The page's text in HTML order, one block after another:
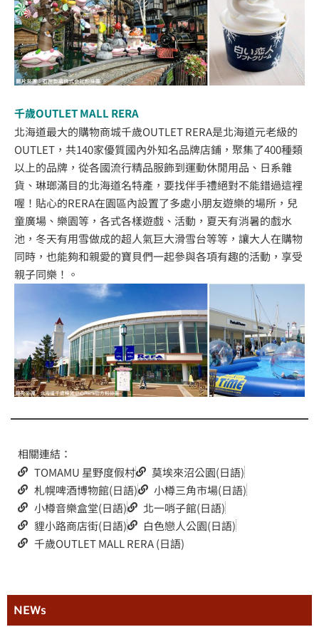
千歲OUTLET MALL RERA
北海道最大的購物商城千歲OUTLET RERA是北海道元老級的
OUTLET，共140家優質國內外知名品牌店鋪，聚集了400種類
以上的品牌，從各國流行精品服飾到運動休閒用品、日系雜
貨、琳瑯滿目的北海道名特產，要找伴手禮絕對不能錯過這裡
喔！貼心的RERA在園區內設置了多處小朋友遊樂的場所，兒
童廣場、樂園等，各式各樣遊戲、活動，夏天有消暑的戲水
池，冬天有用雪做成的超人氣巨大滑雪台等等，讓大人在購物
同時，也能夠和親愛的寶貝們一起參與各項有趣的活動，享受
親子同樂！。
相關連結：
TOMAMU 星野度假村
莫埃來沼公園(日語)
札幌啤酒博物館(日語)
小樽三角市場(日語)
小樽音樂盒堂(日語)
北一哨子館(日語)
貍小路商店街(日語)
白色戀人公園(日語)
千歲OUTLET MALL RERA (日語)
NEWs